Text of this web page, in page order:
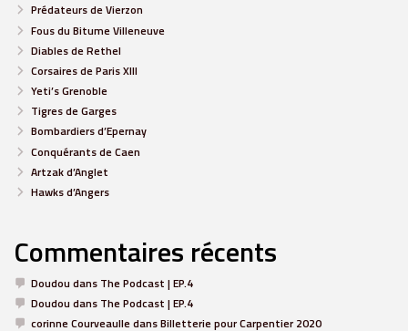
Prédateurs de Vierzon
Fous du Bitume Villeneuve
Diables de Rethel
Corsaires de Paris XIII
Yeti’s Grenoble
Tigres de Garges
Bombardiers d’Epernay
Conquérants de Caen
Artzak d’Anglet
Hawks d’Angers
Commentaires récents
Doudou dans The Podcast | EP.4
Doudou dans The Podcast | EP.4
corinne CourveaulledansBilletterie pour Carpentier 2020